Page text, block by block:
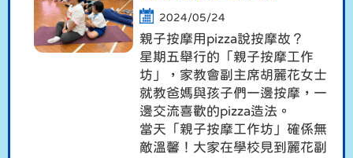
2024/05/24
親子按摩用pizza說按摩故？
星期五舉行的「親子按摩工作
坊」，家教會副主席胡麗花女士
就教爸媽與孩子們一邊按摩，一
邊交流喜歡的pizza造法。
當天「親子按摩工作坊」確係無
敵溫馨！大家在學校見到麗花副